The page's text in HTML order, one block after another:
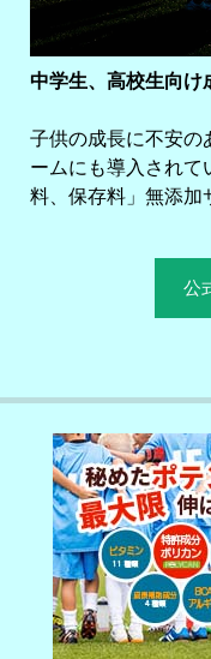
中学生、高校生向け
子供の成長に不安の
ームにも導入されて
料、保存料」無添加
公